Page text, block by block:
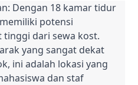
Dengan 18 kamar tidur
potensi
tinggi dari sewa kost.
yang sangat dekat
ini adalah lokasi yang
dan staf